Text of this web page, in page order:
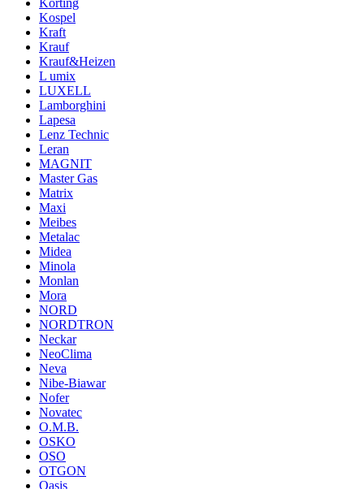
Kospel
Kraft
Krauf
Krauf&Heizen
L umix
LUXELL
Lamborghini
Lapesa
Lenz Technic
Leran
MAGNIT
Master Gas
Matrix
Maxi
Meibes
Metalac
Midea
Minola
Monlan
Mora
NORD
NORDTRON
Neckar
NeoClima
Neva
Nibe-Biawar
Nofer
Novatec
O.M.B.
OSKO
OSO
OTGON
Oasis